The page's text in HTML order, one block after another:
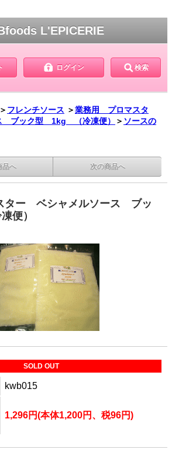
L'EPICERIE
ログイン 検索
＞ フレンチソース ＞業務用 プロマスタ
ブック型 1kg （冷凍便）
＞ ソースの
品へ 次の商品へ
ター ベシャメルソース ブッ
便）
SOLD OUT
kwb015
1,296円(本体1,200円、税96円)